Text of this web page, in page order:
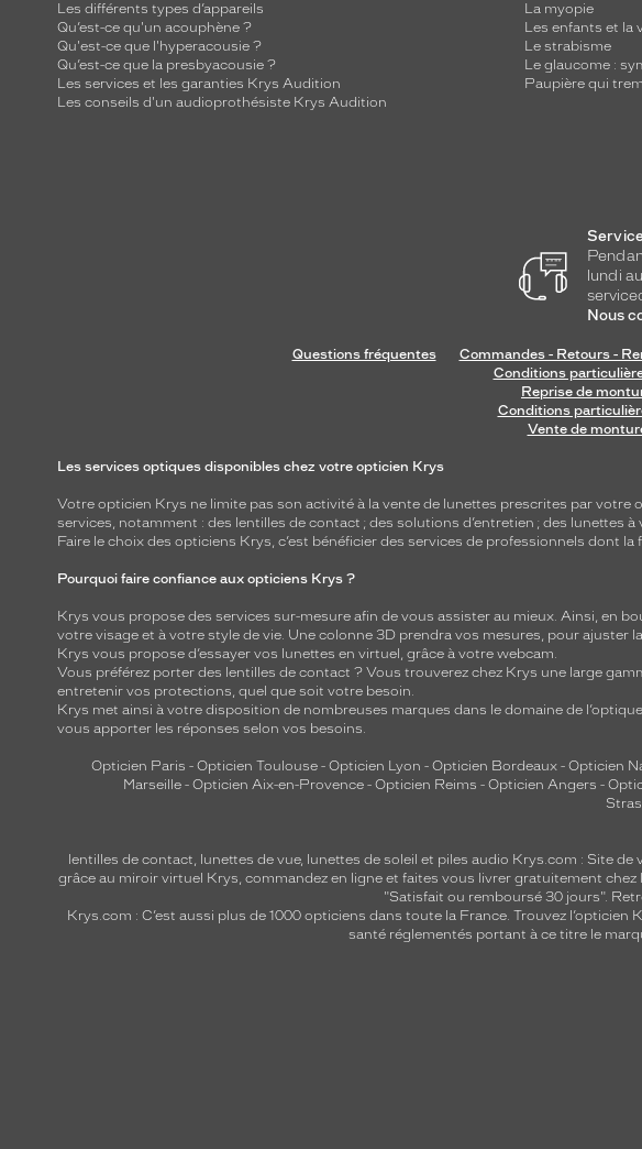
Les différents types d’appareils
Qu’est-ce qu'un acouphène ?
Qu'est-ce que l'hyperacousie ?
Qu’est-ce que la presbyacousie ?
Les services et les garanties Krys Audition
Les conseils d'un audioprothésiste Krys Audition
La myopie
Les enfants et la
Le strabisme
Le glaucome :
Paupière qui
lundi
Nous
Questions fréquentes Commandes - Retours -
Conditions
Reprise de
Conditions
Vente de
Les services optiques disponibles chez votre opticien Krys
Votre opticien Krys ne limite pas son activité à la vente de lunettes prescrites par votre
services, notamment : des lentilles de contact ; des solutions d’entretien ; des lunettes
Faire le choix des opticiens Krys, c’est bénéficier des services de professionnels dont
Pourquoi faire confiance aux opticiens Krys ?
Krys vous propose des services sur-mesure afin de vous assister au mieux. Ainsi, en
votre visage et à votre style de vie. Une colonne 3D prendra vos mesures, pour ajuster
Krys vous propose d’essayer vos lunettes en virtuel, grâce à votre webcam.
Vous préférez porter des lentilles de contact ? Vous trouverez chez Krys une large
entretenir vos protections, quel que soit votre besoin.
Krys met ainsi à votre disposition de nombreuses marques dans le domaine de
vous apporter les réponses selon vos besoins.
Opticien Paris - Opticien Toulouse - Opticien Lyon - Opticien Bordeaux - Opticien
Marseille - Opticien Aix-en-Provence - Opticien Reims - Opticien Angers -
lentilles de contact, lunettes de vue, lunettes de soleil et piles audio Krys.com : Site de
grâce au miroir virtuel Krys, commandez en ligne et faites vous livrer gratuitement
"Satisfait ou remboursé 30 jours".
Krys.com : C’est aussi plus de 1000 opticiens dans toute la France. Trouvez l’opticien
santé réglementés portant à ce titre le